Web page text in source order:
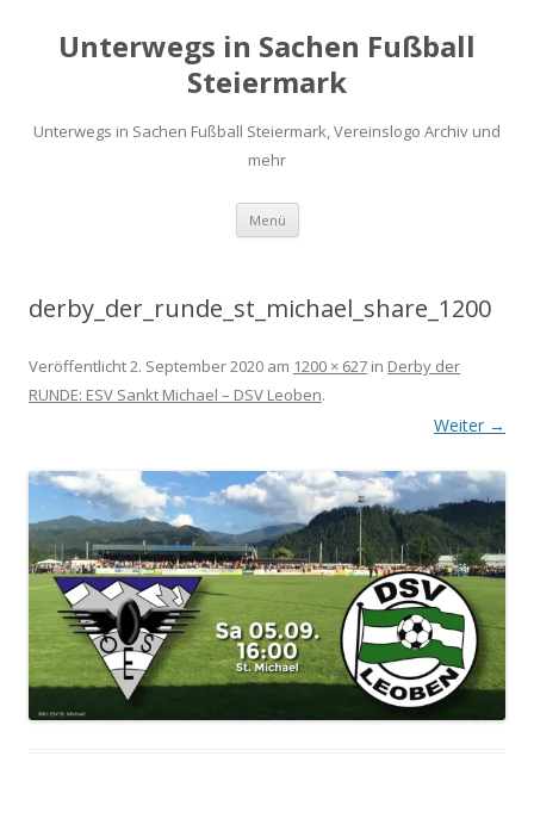
Unterwegs in Sachen Fußball
Steiermark
Unterwegs in Sachen Fußball Steiermark, Vereinslogo Archiv und
mehr
Menü Zum
springen
derby_der_runde_st_michael_share_1200
Veröffentlicht2. September 2020 am 1200 × 627 in Derby der
RUNDE: ESV Sankt Michael – DSV Leoben.
Weiter →